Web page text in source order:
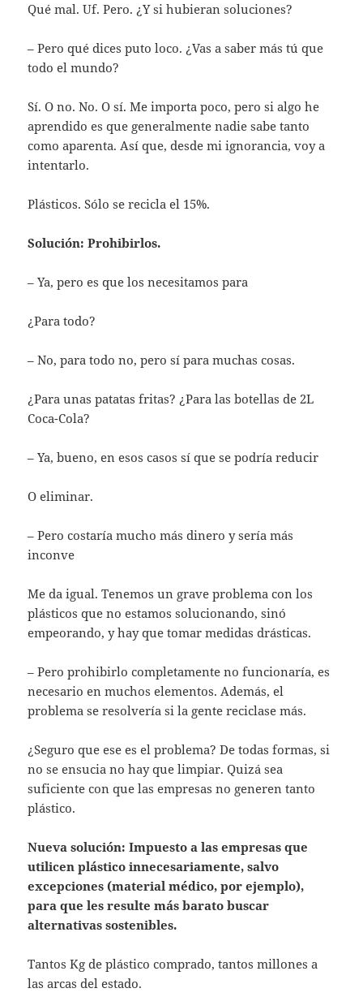
Qué mal. Uf. Pero. ¿Y si hubieran soluciones?
– Pero qué dices puto loco. ¿Vas a saber más tú que
todo el mundo?
Sí. O no. No. O sí. Me importa poco, pero si algo he
aprendido es que generalmente nadie sabe tanto
como aparenta. Así que, desde mi ignorancia, voy a
intentarlo.
Plásticos. Sólo se recicla el 15%.
Solución: Prohibirlos.
– Ya, pero es que los necesitamos para
¿Para todo?
– No, para todo no, pero sí para muchas cosas.
¿Para unas patatas fritas? ¿Para las botellas de 2L
Coca-Cola?
– Ya, bueno, en esos casos sí que se podría reducir
O eliminar.
– Pero costaría mucho más dinero y sería más
inconve
Me da igual. Tenemos un grave problema con los
plásticos que no estamos solucionando, sinó
empeorando, y hay que tomar medidas drásticas.
– Pero prohibirlo completamente no funcionaría, es
necesario en muchos elementos. Además, el
problema se resolvería si la gente reciclase más.
¿Seguro que ese es el problema? De todas formas, si
no se ensucia no hay que limpiar. Quizá sea
suficiente con que las empresas no generen tanto
plástico.
Nueva solución: Impuesto a las empresas que
utilicen plástico innecesariamente, salvo
excepciones (material médico, por ejemplo),
para que les resulte más barato buscar
alternativas sostenibles.
Tantos Kg de plástico comprado, tantos millones a
las arcas del estado.